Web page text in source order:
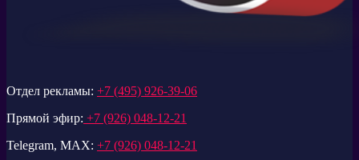
Отдел рекламы: +7 (495) 926-39-06
Прямой эфир: +7 (926) 048-12-21
Telegram, MAX: +7 (926) 048-12-21